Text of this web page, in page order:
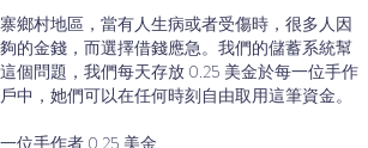
鄉村地區，當有人生病或者受傷時，很多人因
的金錢，而選擇借錢應急。我們的儲蓄系統幫
個問題，我們每天存放 0.25 美金於每一位手作
中，她們可以在任何時刻自由取用這筆資金。
位手作者 0.25 美金